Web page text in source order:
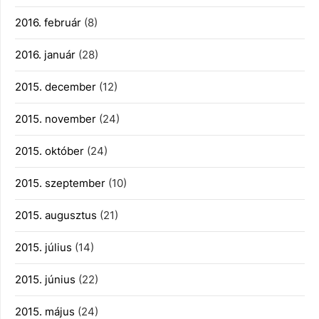
2016. február (8)
2016. január (28)
2015. december (12)
2015. november (24)
2015. október (24)
2015. szeptember (10)
2015. augusztus (21)
2015. július (14)
2015. június (22)
2015. május (24)